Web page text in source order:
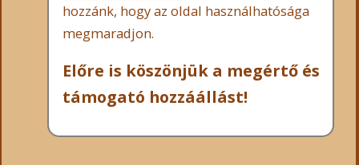
hozzánk, hogy az oldal használhatósága
megmaradjon.
Előre is köszönjük a megértő és
támogató hozzáállást!